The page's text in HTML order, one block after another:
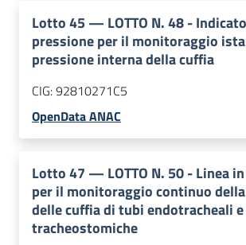
Lotto45— LOTTO N. 48 -
pressione per il monitoraggio
pressione interna della cuffia
CIG:92810271C5
OpenData ANAC
Lotto47 — LOTTO N. 50 - Linea
per il monitoraggio continuo
delle cuffia di tubi endotracheali
tracheostomiche